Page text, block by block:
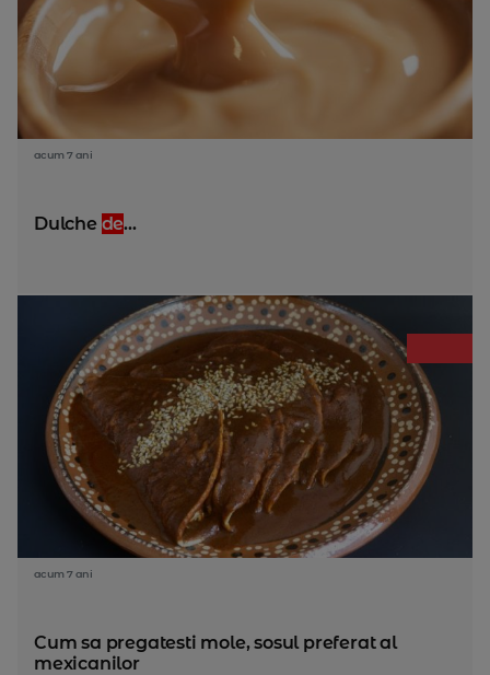
acum 7 ani
Dulche de...
acum 7 ani
Cum sa pregatesti mole, sosul preferat al
mexicanilor